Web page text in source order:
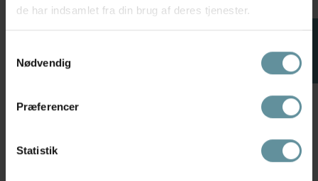
de har indsamlet fra din brug af deres tjenester.
Nødvendig
Præferencer
Statistik
printet kjole G256002
Kaffe KArosa Dress - Sort kjole
med velour blomster 10510858
Black Deep CC
699,95 kr
FILTER